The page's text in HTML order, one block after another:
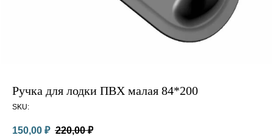
Ручка для лодки ПВХ малая 84*200
SKU:
150,00 ₽ 220,00 ₽